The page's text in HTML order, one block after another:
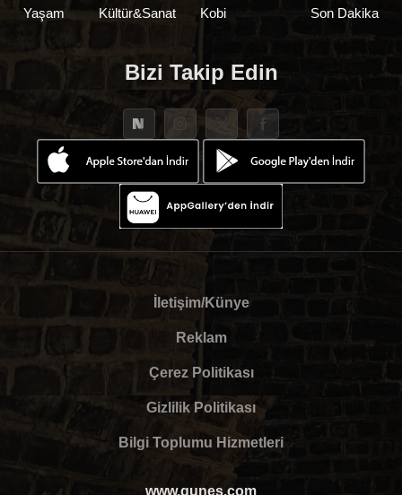
Yaşam
Kültür&Sanat
Kobi
Son Dakika
Bizi Takip Edin
İletişim/Künye
Reklam
Çerez Politikası
Gizlilik Politikası
Bilgi Toplumu Hizmetleri
www.gunes.com